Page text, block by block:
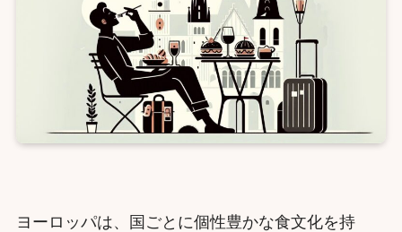
ヨーロッパは、国ごとに個性豊かな食文化を持